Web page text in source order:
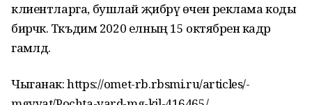
клиентларга, бушлай җибәрү өчен реклама коды
бирәчәк. Тәкъдим 2020 елның 15 октябренә кадәр
гамәлдә.
Чыганак: https://omet-rb.rbsmi.ru/articles/-